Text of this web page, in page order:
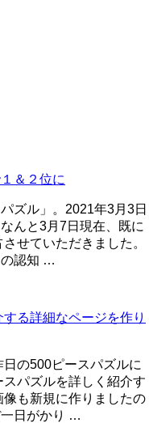
＆２位に
ズル」。2021年3月3日
んと3月7日現在、既に
せていただきました。
の認知 …
る詳細なページを作り
の500ピースパズルに
パズルを詳しく紹介す
も新規に作りましたの
日がかり …